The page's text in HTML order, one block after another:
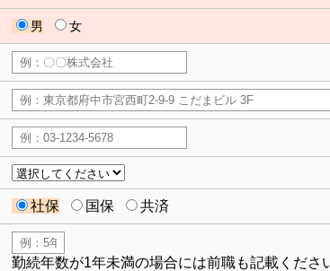
男 女
社保 国保 共済
勤続年数が1年未満の場合には前職も記載くださ